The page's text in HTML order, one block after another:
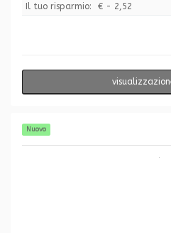
Il tuo risparmio: € - 2,52
Nuovo